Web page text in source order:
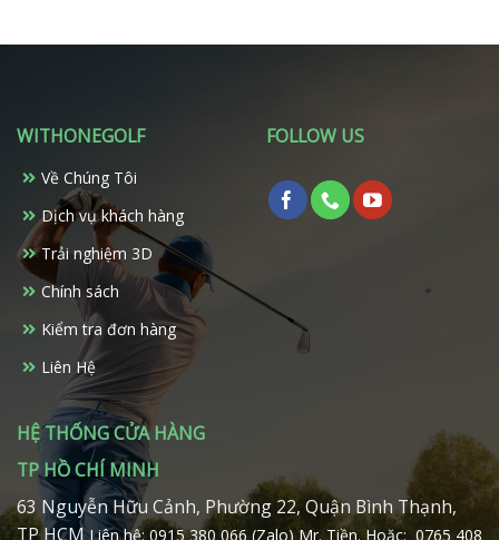
có
Các
chọn
có
thể
được
chọn
trang
phẩm
WITHONEGOLF
Về Chúng Tôi
Dịch vụ khách hàng
Trải nghiệm 3D
Chính sách
Kiểm tra đơn hàng
Liên Hệ
FOLLOW US
HỆ THỐNG CỬA HÀNG
TP HỒ CHÍ MINH
63 Nguyễn Hữu Cảnh, Phường 22, Quận Bình Thạnh,
TP HCMLiên hệ: 0915 380 066 (Zalo) Mr. Tiền. Hoặc: 0765 408